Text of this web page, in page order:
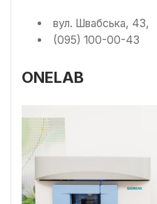
вул. Швабська, 43,
(095) 100-00-43
ONELAB